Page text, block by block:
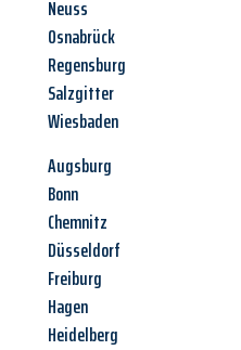
Neuss
Osnabrück
Regensburg
Salzgitter
Wiesbaden
Augsburg
Bonn
Chemnitz
Düsseldorf
Freiburg
Hagen
Heidelberg